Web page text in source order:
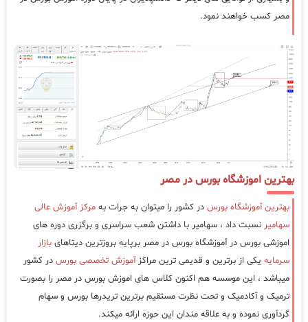
مصر کسب خواهند نمود.
بهترین اموزشگاه بورس در مصر
بهترین آموزشگاه بورس در کشور را میتوان به جرات به مرکز آموزش عالی
سهامیر نسبت داد ، سهامیر با داشتن شعب سراسری و برگزری دوره های
اموزشی بورس در آموزشگاه بورس در مصر برپایه بروزترین دیتاهای بازار
سرمایه یکی از برترین و قدیمی ترین مراکزآموزش تخصصی بورس در کشور
میباشد ، این موسسه هم اکنون کلاس های اموزش بورس در مصر را بصورت
ترمیک و آکادمیک و تحت نظرت مستقیم برترین تریدرها بورس و سهام
گردآوری نموده و به علاقه مندان این حوزه ارائه میکند.